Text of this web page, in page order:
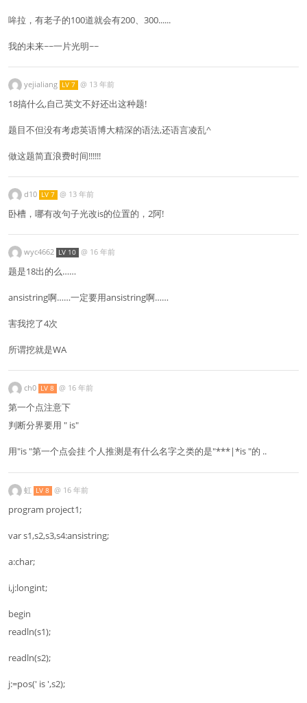
哞拉，有老子的100道就会有200、300......
我的未来~~一片光明~~
yejialiang LV 7 @ 13 年前
18搞什么,自己英文不好还出这种题!
题目不但没有考虑英语博大精深的语法,还语言凌乱^
做这题简直浪费时间!!!!!!
d10 LV 7 @ 13 年前
卧槽，哪有改句子光改is的位置的，2阿!
wyc4662 LV 10 @ 16 年前
题是18出的么……
ansistring啊……一定要用ansistring啊……
害我挖了4次
所谓挖就是WA
ch0 LV 8 @ 16 年前
第一个点注意下
判断分界要用 " is"
用"is "第一个点会挂 个人推测是有什么名字之类的是"***|*is "的 ..
虹 LV 8 @ 16 年前
program project1;
var s1,s2,s3,s4:ansistring;
a:char;
i,j:longint;
begin
readln(s1);
readln(s2);
j:=pos(' is ',s2);